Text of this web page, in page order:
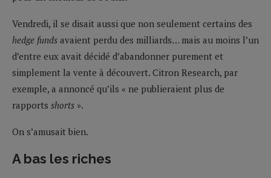
Vendredi, il se disait aussi que non seulement certains des
hedge funds avaient perdu des milliards… mais au moins l’un
d’entre eux avait décidé d’abandonner purement et
simplement la vente à découvert. Citron Research, par
exemple, a annoncé qu’ils « ne publieraient plus de
rapports shorts ».
On s’amusait bien.
A bas les riches